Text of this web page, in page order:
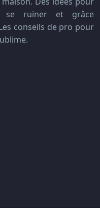
se ruiner et grâce
conseils de pro pour